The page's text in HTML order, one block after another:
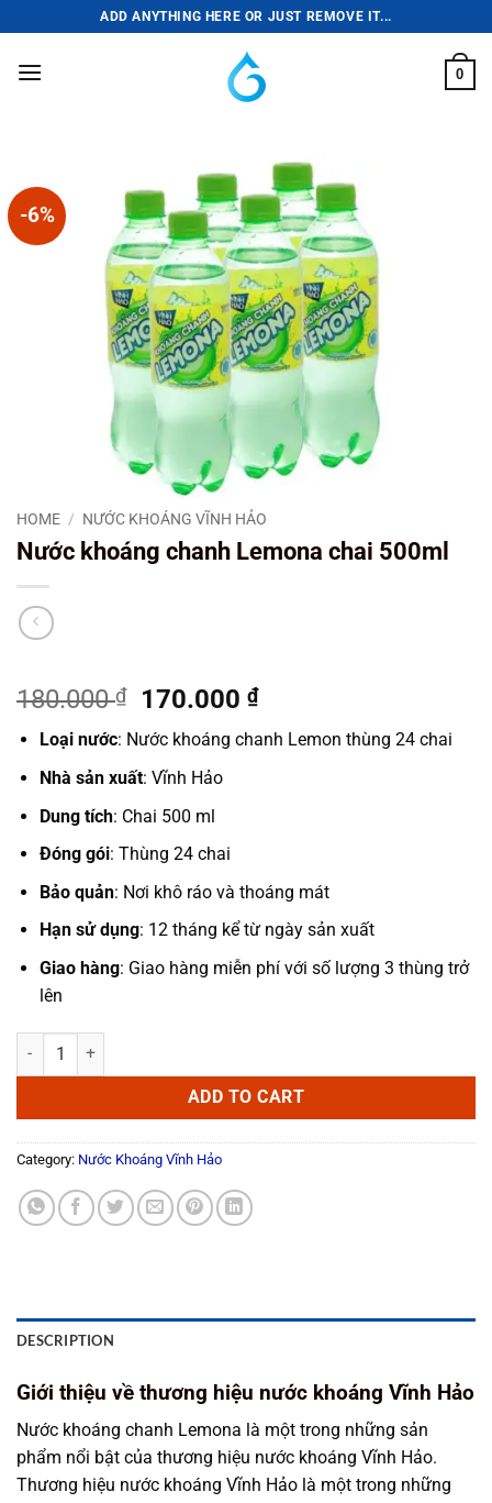
to
content
ADD ANYTHING HERE OR JUST REMOVE IT...
0
-6%
HOME / NƯỚC KHOÁNG VĨNH HẢO
Nước khoáng chanh Lemona chai 500ml
180.000₫
Original
price
was:
180.000 ₫.
170.000₫Current
price
is:
Loại nước: Nước khoáng chanh Lemon thùng 24 chai
Nhà sản xuất: Vĩnh Hảo
Dung tích: Chai 500 ml
Đóng gói: Thùng 24 chai
Bảo quản: Nơi khô ráo và thoáng mát
Hạn sử dụng: 12 tháng kể từ ngày sản xuất
Giao hàng: Giao hàng miễn phí với số lượng 3 thùng trở
lên
Nước khoáng chanh Lemona chai 500ml quantity
ADD TO CART
Category: Nước Khoáng Vĩnh Hảo
DESCRIPTION
Giới thiệu về thương hiệu nước khoáng Vĩnh Hảo
Nước khoáng chanh Lemona là một trong những sản
phẩm nổi bật của thương hiệu nước khoáng Vĩnh Hảo.
Thương hiệu nước khoáng Vĩnh Hảo là một trong những